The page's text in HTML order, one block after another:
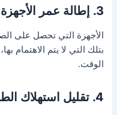
3. إطالة عمر الأجهزة
الأجهزة التي تحصل على
بتلك التي لا يتم الاهتمام
الوقت.
4. تقليل استهلاك الطاقة